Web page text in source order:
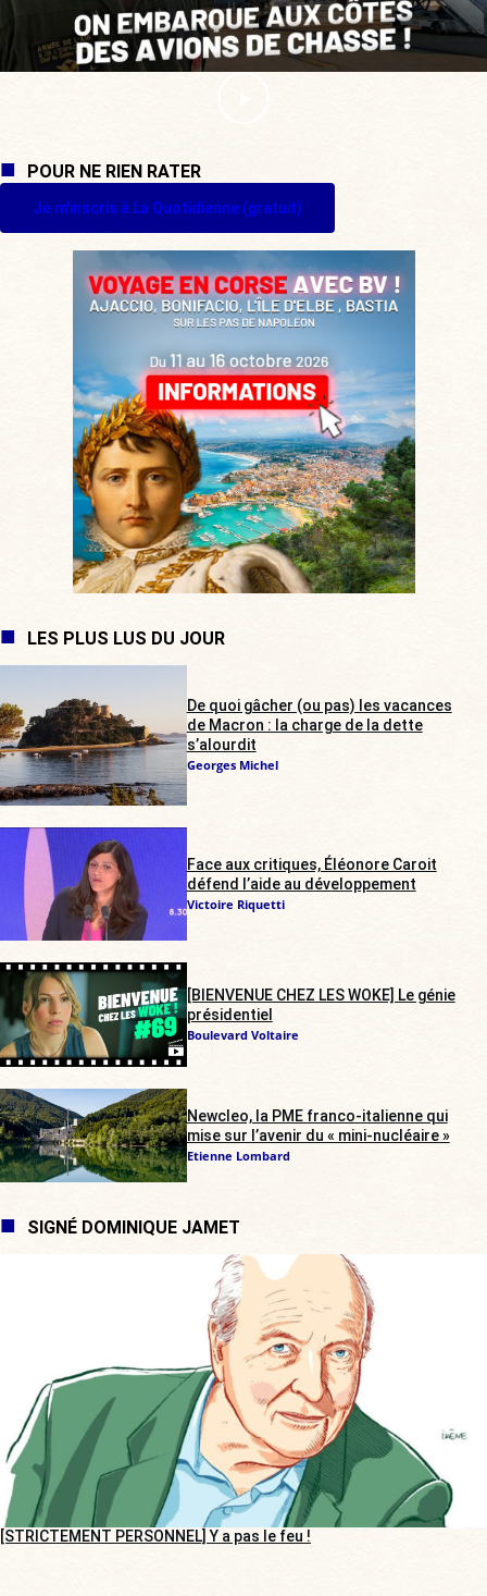
POUR NE RIEN RATER
Je m'inscris à La Quotidienne (gratuit)
LES PLUS LUS DU JOUR
De quoi gâcher (ou pas) les vacances
de Macron : la charge de la dette
s’alourdit
Georges Michel
Face aux critiques, Éléonore Caroit
défend l’aide au développement
Victoire Riquetti
[BIENVENUE CHEZ LES WOKE] Le génie
présidentiel
Boulevard Voltaire
Newcleo, la PME franco-italienne qui
mise sur l’avenir du « mini-nucléaire »
Etienne Lombard
SIGNÉ DOMINIQUE JAMET
[STRICTEMENT PERSONNEL] Y a pas le feu !